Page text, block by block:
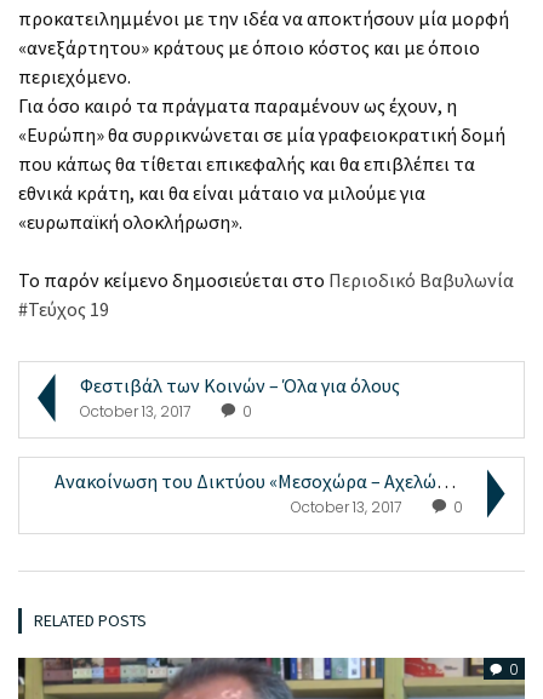
προκατειλημμένοι με την ιδέα να αποκτήσουν μία μορφή
«ανεξάρτητου» κράτους με όποιο κόστος και με όποιο
περιεχόμενο.
Για όσο καιρό τα πράγματα παραμένουν ως έχουν, η
«Ευρώπη» θα συρρικνώνεται σε μία γραφειοκρατική δομή
που κάπως θα τίθεται επικεφαλής και θα επιβλέπει τα
εθνικά κράτη, και θα είναι μάταιο να μιλούμε για
«ευρωπαϊκή ολοκλήρωση».
Το παρόν κείμενο δημοσιεύεται στο Περιοδικό Βαβυλωνία
#Τεύχος 19
Φεστιβάλ των Κοινών – Όλα για όλους
October 13, 2017 0
Ανακοίνωση του Δικτύου «Μεσοχώρα – Αχελώος SOS»
October 13, 2017 0
RELATED POSTS
0